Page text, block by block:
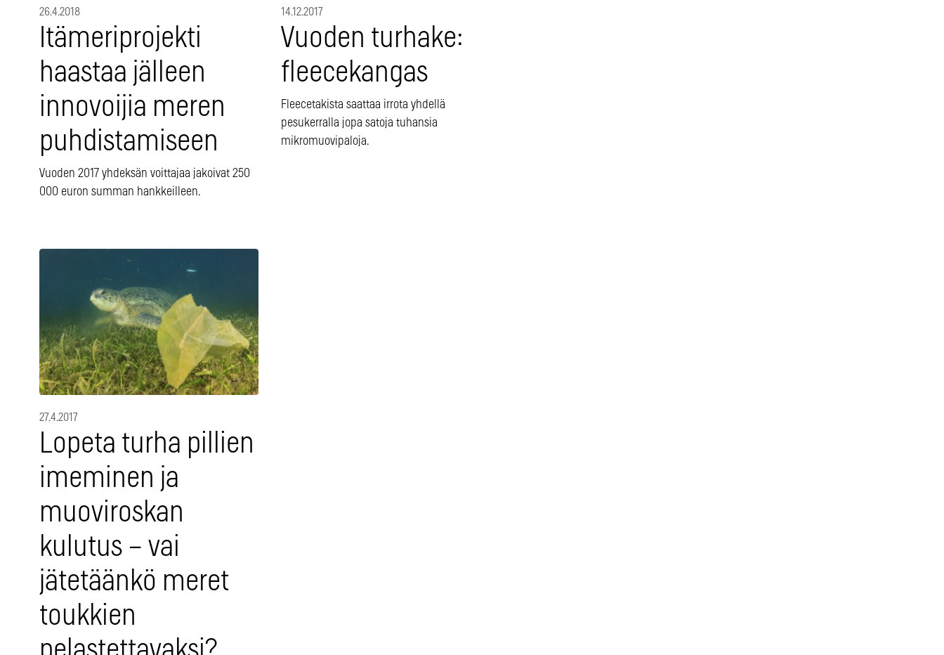
26.4.2018
Itämeriprojekti
haastaa jälleen
innovoijia meren
puhdistamiseen
Vuoden 2017 yhdeksän voittajaa jakoivat 250
000 euron summan hankkeilleen.
14.12.2017
Vuoden turhake:
fleecekangas
Fleecetakista saattaa irrota yhdellä
pesukerralla jopa satoja tuhansia
mikromuovipaloja.
27.4.2017
Lopeta turha pillien
imeminen ja
muoviroskan
kulutus – vai
jätetäänkö meret
toukkien